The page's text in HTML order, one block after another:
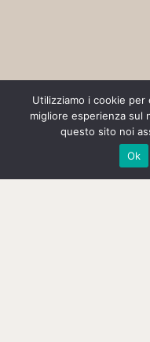
Ultimi 15 posti
Utilizziamo i cookie
migliore esperienza sul
questo sito noi
Ok